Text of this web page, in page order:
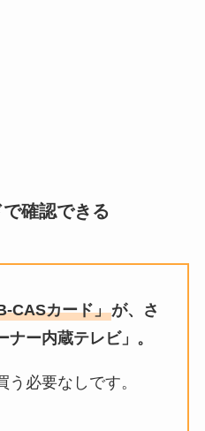
確認できる
CASカード」が、さ
ー内蔵テレビ」。
必要なしです。